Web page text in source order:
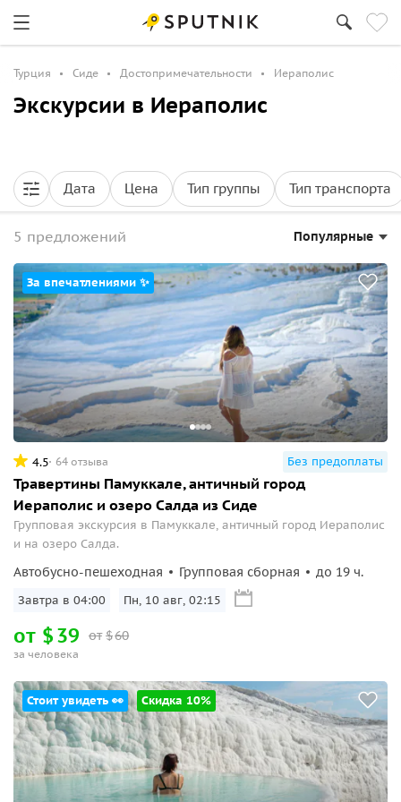
Турция Сиде Достопримечательности Иераполис
Экскурсии в Иераполис
Дата Цена Тип группы Тип транспорта
5 предложений Популярные
За впечатлениями ✨
4.5 64 отзыва Без предоплаты
Травертины Памуккале, античный город
Иераполис и озеро Салда из Сиде
Групповая экскурсия в Памуккале, античный город Иераполис
и на озеро Салда.
Автобусно-пешеходная Групповая сборная до 19 ч.
Завтра в 04:00 Пн, 10 авг, 02:15
от $60
от $39
за человека
Стоит увидеть 👀 Скидка 10%